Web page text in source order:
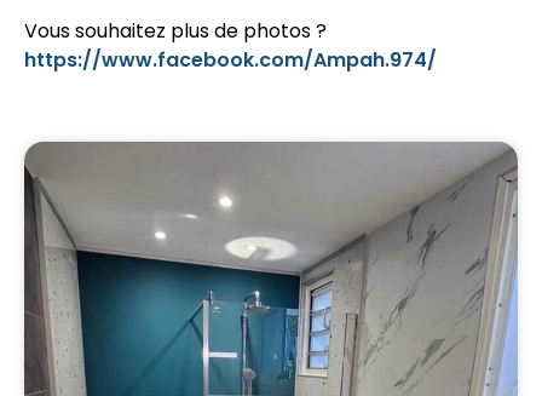
Vous souhaitez plus de photos ?
https://www.facebook.com/Ampah.974/